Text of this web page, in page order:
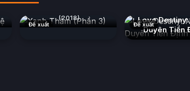
Đề xuất
(2018)
Đề xuất
Love Destiny:
Duyên Tiền
(2026)